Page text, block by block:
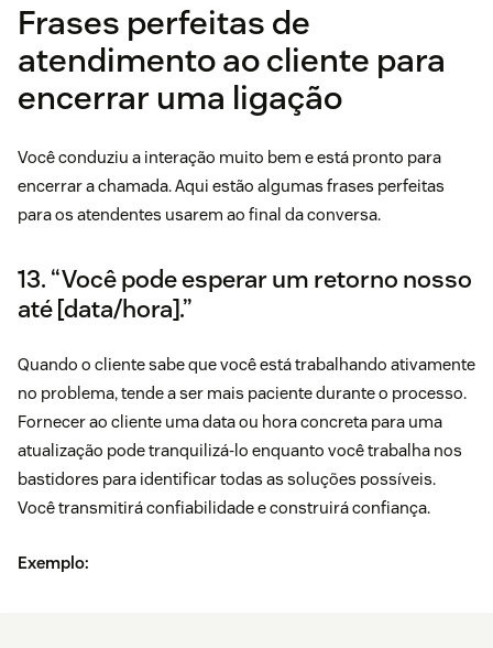
Frases perfeitas de
atendimento ao cliente para
encerrar uma ligação
Você conduziu a interação muito bem e está pronto para
encerrar a chamada. Aqui estão algumas frases perfeitas
para os atendentes usarem ao final da conversa.
13. “Você pode esperar um retorno nosso
até [data/hora].”
Quando o cliente sabe que você está trabalhando ativamente
no problema, tende a ser mais paciente durante o processo.
Fornecer ao cliente uma data ou hora concreta para uma
atualização pode tranquilizá-lo enquanto você trabalha nos
bastidores para identificar todas as soluções possíveis.
Você transmitirá confiabilidade e construirá confiança.
Exemplo: